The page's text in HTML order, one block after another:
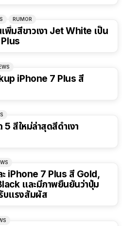
RUMOR
พิ่มสีขาวเงา Jet White เป็น
iPhone 7 Plus สี
สีใหม่ล่าสุดสีดำเงา
iPhone 7 Plus สี Gold,
และมีภาพยืนยันว่าปุ่ม
บแรงสัมผัส